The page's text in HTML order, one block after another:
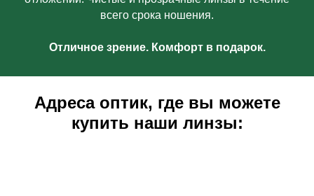
всего срока ношения.
Отличное зрение. Комфорт в подарок.
Адреса оптик, где вы можете
купить наши линзы: